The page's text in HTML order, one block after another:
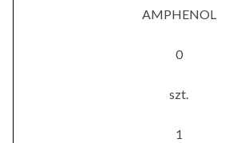
AMPHENOL
0
szt.
1